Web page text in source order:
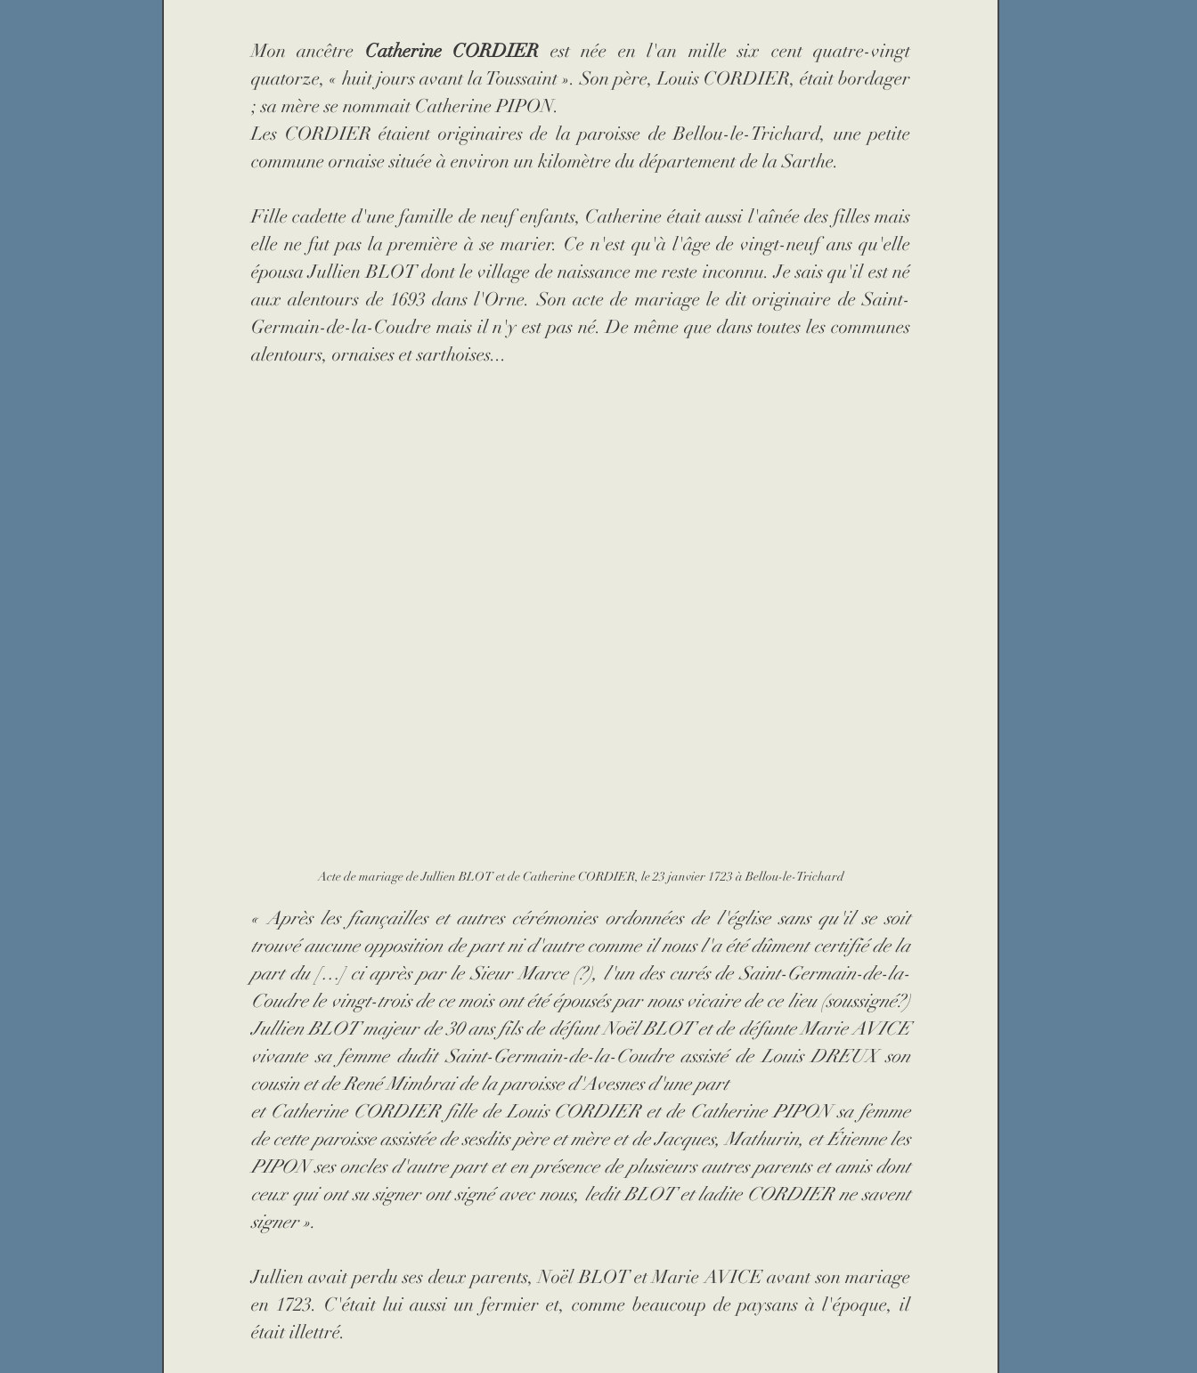
Mon ancêtre Catherine CORDIER est née en l'an mille six cent quatre-vingt
quatorze, « huit jours avant la Toussaint ». Son père, Louis CORDIER, était bordager
; sa mère se nommait Catherine PIPON.
Les CORDIER étaient originaires de la paroisse de Bellou-le-Trichard, une petite
commune ornaise située à environ un kilomètre du département de la Sarthe.
Fille cadette d'une famille de neuf enfants, Catherine était aussi l'aînée des filles mais
elle ne fut pas la première à se marier. Ce n'est qu'à l'âge de vingt-neuf ans qu'elle
épousa Jullien BLOT dont le village de naissance me reste inconnu. Je sais qu'il est né
aux alentours de 1693 dans l'Orne. Son acte de mariage le dit originaire de Saint-
Germain-de-la-Coudre mais il n'y est pas né. De même que dans toutes les communes
alentours, ornaises et sarthoises...
Acte de mariage de Jullien BLOT et de Catherine CORDIER, le 23 janvier 1723 à Bellou-le-Trichard
« Après les fiançailles et autres cérémonies ordonnées de l'église sans qu'il se soit
trouvé aucune opposition de part ni d'autre comme il nous l'a été dûment certifié de la
part du […] ci après par le Sieur Marce (?), l'un des curés de Saint-Germain-de-la-
Coudre le vingt-trois de ce mois ont été épousés par nous vicaire de ce lieu (soussigné?)
Jullien BLOT majeur de 30 ans fils de défunt Noël BLOT et de défunte Marie AVICE
vivante sa femme dudit Saint-Germain-de-la-Coudre assisté de Louis DREUX son
cousin et de René Mimbrai de la paroisse d'Avesnes d'une part
et Catherine CORDIER fille de Louis CORDIER et de Catherine PIPON sa femme
de cette paroisse assistée de sesdits père et mère et de Jacques, Mathurin, et Étienne les
PIPON ses oncles d'autre part et en présence de plusieurs autres parents et amis dont
ceux qui ont su signer ont signé avec nous, ledit BLOT et ladite CORDIER ne savent
signer ».
Jullien avait perdu ses deux parents, Noël BLOT et Marie AVICE avant son mariage
en 1723. C'était lui aussi un fermier et, comme beaucoup de paysans à l'époque, il
était illettré.